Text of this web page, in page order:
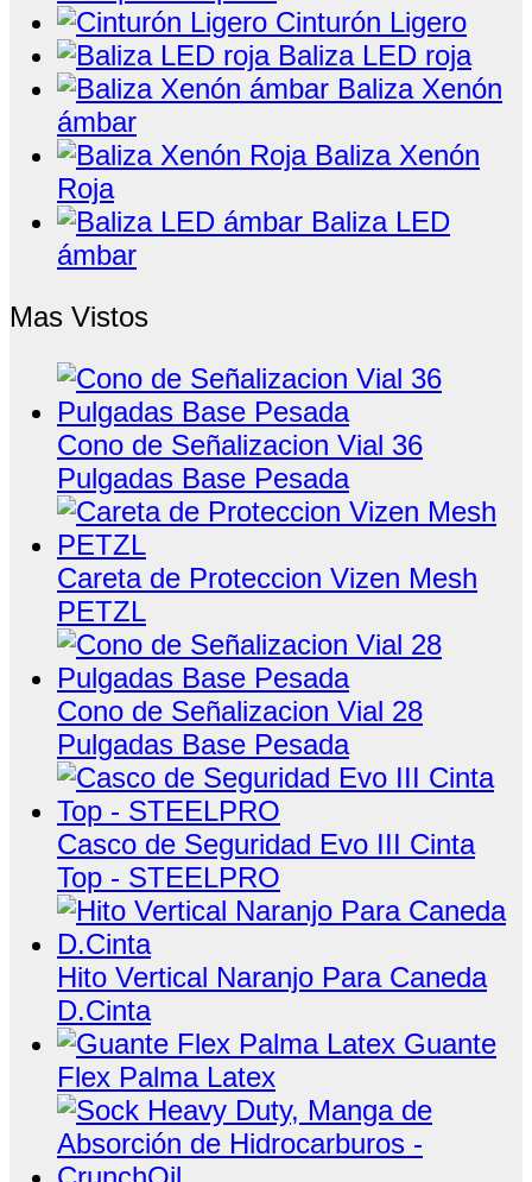
Cinturón Ligero
Baliza LED roja
Baliza Xenón
ámbar
Baliza Xenón
Roja
Baliza LED
ámbar
Mas Vistos
Cono de Señalizacion Vial 36
Pulgadas Base Pesada
Careta de Proteccion Vizen Mesh
PETZL
Cono de Señalizacion Vial 28
Pulgadas Base Pesada
Casco de Seguridad Evo III Cinta
Top - STEELPRO
Hito Vertical Naranjo Para Caneda
D.Cinta
Guante
Flex Palma Latex